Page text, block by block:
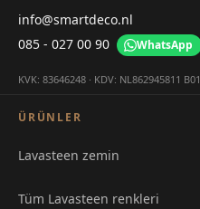
info@smartdeco.nl
085 - 027 00 90
WhatsApp
KVK: 83646248 · KDV: NL862945811 B01
ÜRÜNLER
Lavasteen zemin
Tüm Lavasteen renkleri